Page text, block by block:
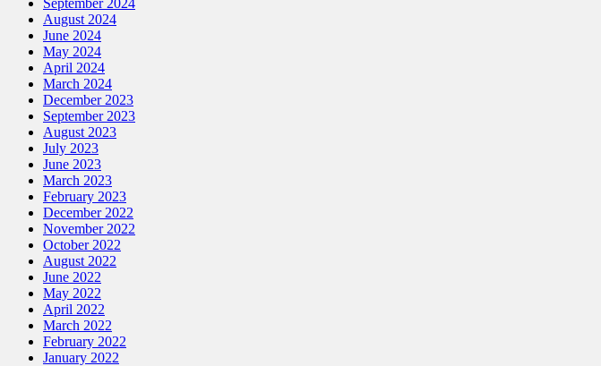
August 2024
June 2024
May 2024
April 2024
March 2024
December 2023
September 2023
August 2023
July 2023
June 2023
March 2023
February 2023
December 2022
November 2022
October 2022
August 2022
June 2022
May 2022
April 2022
March 2022
February 2022
January 2022